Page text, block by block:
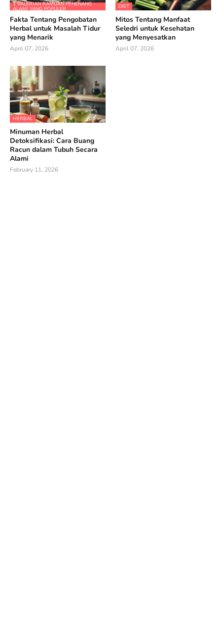
1 VALERIAN RAMUAN PENENANG
ALAMI YANG POPULER
Fakta Tentang Pengobatan
Herbal untuk Masalah Tidur
yang Menarik
April 07, 2026
DIET
Mitos Tentang Manfaat
Seledri untuk Kesehatan
yang Menyesatkan
April 07, 2026
HERBAL
Minuman Herbal
Detoksifikasi: Cara Buang
Racun dalam Tubuh Secara
Alami
February 11, 2026